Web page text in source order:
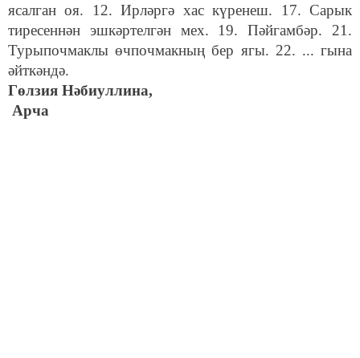
ясалган оя. 12. Ирләргә хас күренеш. 17. Сарык
тиресеннән эшкәртелгән мех. 19. Пәйгамбәр. 21.
Турыпочмаклы өчпочмакның бер ягы. 22. ... гына
әйткәндә.
Гөлзия Нәбиуллина,
Арча